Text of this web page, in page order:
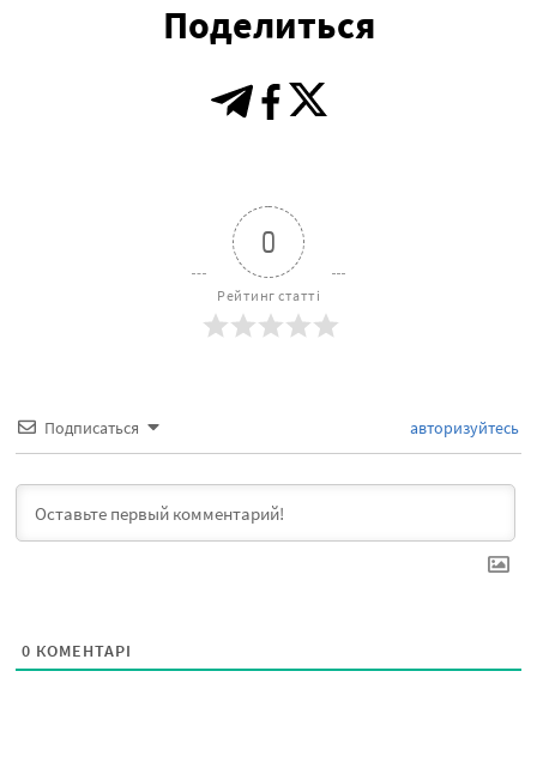
Поделиться
0
Рейтинг статті
Подписаться авторизуйтесь
0 КОМЕНТАРІ